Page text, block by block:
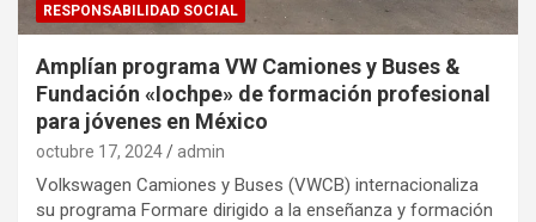
RESPONSABILIDAD SOCIAL
Amplían programa VW Camiones y Buses &
Fundación «Iochpe» de formación profesional
para jóvenes en México
octubre 17, 2024 admin
Volkswagen Camiones y Buses (VWCB) internacionaliza
su programa Formare dirigido a la enseñanza y formación